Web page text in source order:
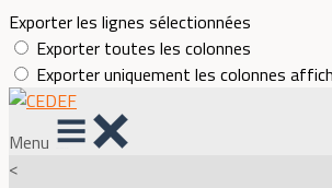
Exporter les lignes sélectionnées
Exporter toutes les colonnes
Exporter uniquement les colonnes
Menu
<